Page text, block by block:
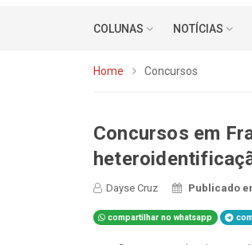
COLUNAS NOTÍCIAS
Home Concursos
Concursos em
Dayse Cruz Publicado
compartilhar no whatsapp